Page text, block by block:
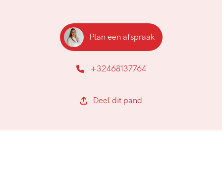
Plan een afspraak
+32468137764
Deel dit pand